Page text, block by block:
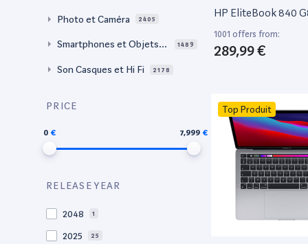
Photo et Caméra 2405
Smartphones et Objets c
1489
Son Casques et Hi Fi 2178
PRICE
0 7,999
RELEASE YEAR
2048 1
2025 25
HP EliteBook 840
1001 offers from:
289,99 €
Top Produit